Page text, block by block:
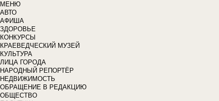
МЕНЮ
АВТО
АФИША
ЗДОРОВЬЕ
КОНКУРСЫ
КРАЕВЕДЧЕСКИЙ МУЗЕЙ
КУЛЬТУРА
ЛИЦА ГОРОДА
НАРОДНЫЙ РЕПОРТЁР
НЕДВИЖИМОСТЬ
ОБРАЩЕНИЕ В РЕДАКЦИЮ
ОБЩЕСТВО